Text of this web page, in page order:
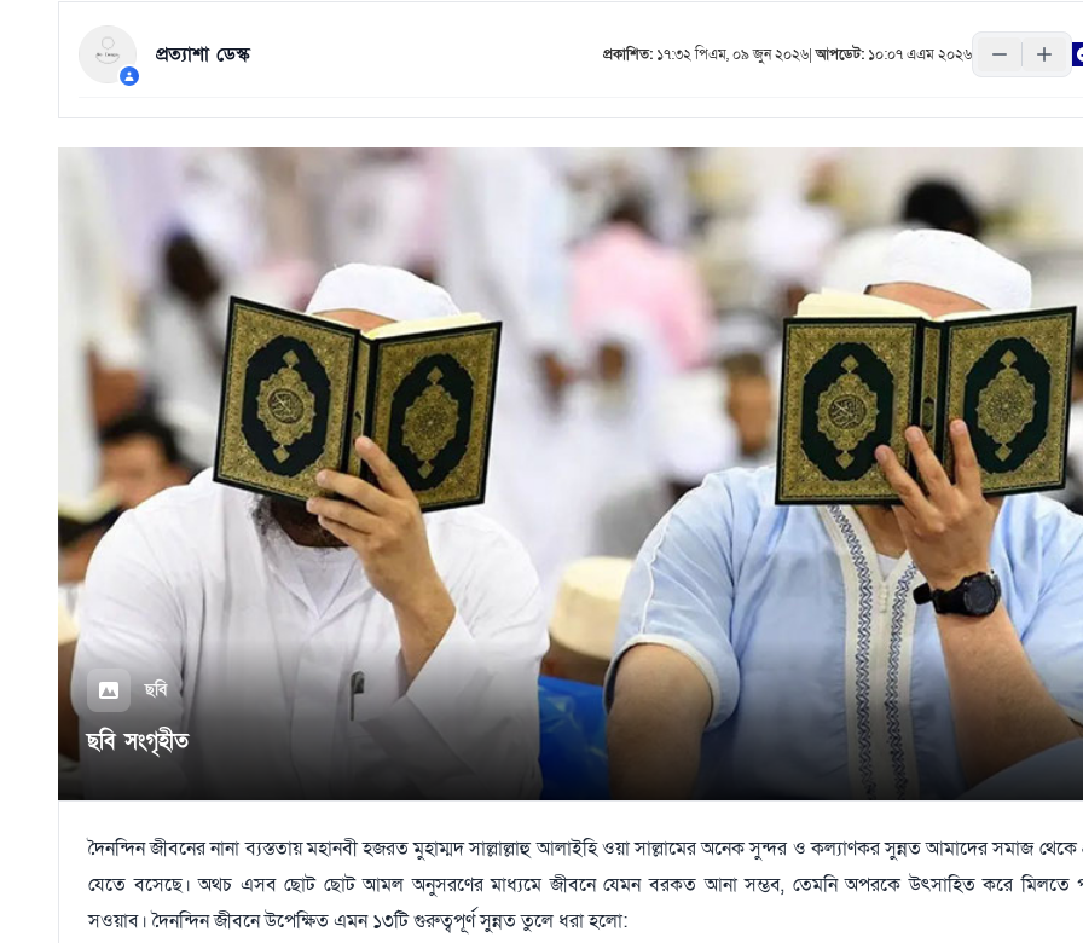
প্রত্যাশা ডেস্ক প্রকাশিত: ১৭:৩২ পিএম, ০৯ জুন ২০২৬|আপডেট: ১০:০৭ এএম ২০২৬
ছবি
ছবি সংগৃহীত
দৈনন্দিন জীবনের নানা ব্যস্ততায় মহানবী হজরত মুহাম্মদ সাল্লাল্লাহু আলাইহি ওয়া সাল্লামের অনেক সুন্দর ও কল্যাণকর সুন্নত আমাদের সমাজ থেকে
যেতে বসেছে। অথচ এসব ছোট ছোট আমল অনুসরণের মাধ্যমে জীবনে যেমন বরকত আনা সম্ভব, তেমনি অপরকে উৎসাহিত করে মিলতে
সওয়াব। দৈনন্দিন জীবনে উপেক্ষিত এমন ১৩টি গুরুত্বপূর্ণ সুন্নত তুলে ধরা হলো: